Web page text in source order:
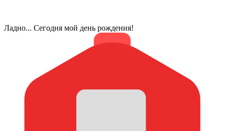
Ладно... Сегодня мой день рождения!